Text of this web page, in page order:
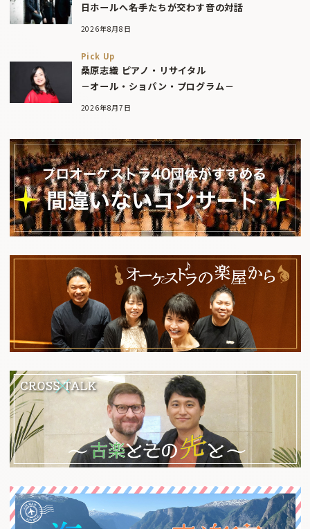
日ホールへ――名手たちが交わす音の対話
2026年8月8日
Pick Up
桑原志織 ピアノ・リサイタル
－オール・ショパン・プログラム－
2026年8月7日